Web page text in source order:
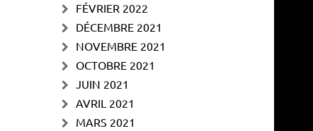
FÉVRIER 2022
DÉCEMBRE 2021
NOVEMBRE 2021
OCTOBRE 2021
JUIN 2021
AVRIL 2021
MARS 2021